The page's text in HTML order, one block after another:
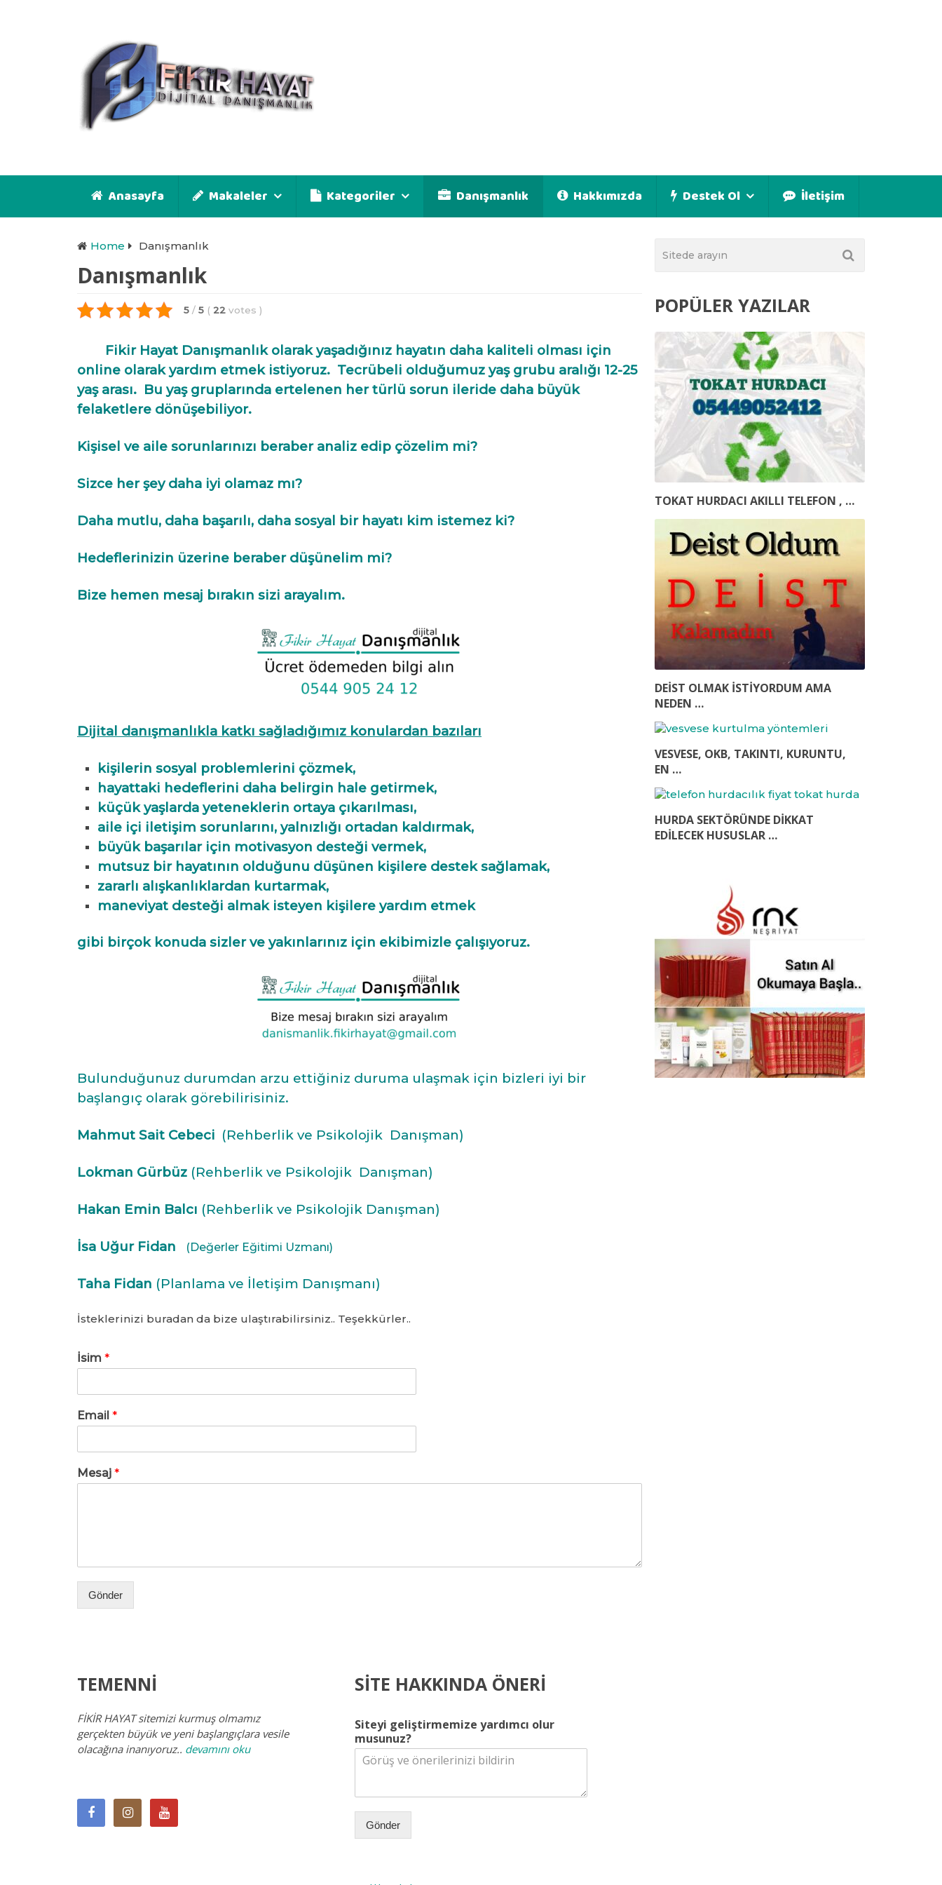
Anasayfa Makaleler Kategoriler Danışmanlık Hakkımızda Destek Ol İletişim
Home Danışmanlık
Danışmanlık
5 / 5 ( 22 votes )
Fikir Hayat Danışmanlık olarak yaşadığınız hayatın daha kaliteli olması için
online olarak yardım etmek istiyoruz. Tecrübeli olduğumuz yaş grubu aralığı 12-25
yaş arası. Bu yaş gruplarında ertelenen her türlü sorun ileride daha büyük
felaketlere dönüşebiliyor.
Kişisel ve aile sorunlarınızı beraber analiz edip çözelim mi?
Sizce her şey daha iyi olamaz mı?
Daha mutlu, daha başarılı, daha sosyal bir hayatı kim istemez ki?
Hedeflerinizin üzerine beraber düşünelim mi?
Bize hemen mesaj bırakın sizi arayalım.
Dijital danışmanlıkla katkı sağladığımız konulardan bazıları
kişilerin sosyal problemlerini çözmek,
hayattaki hedeflerini daha belirgin hale getirmek,
küçük yaşlarda yeteneklerin ortaya çıkarılması,
aile içi iletişim sorunlarını, yalnızlığı ortadan kaldırmak,
büyük başarılar için motivasyon desteği vermek,
mutsuz bir hayatının olduğunu düşünen kişilere destek sağlamak,
zararlı alışkanlıklardan kurtarmak,
maneviyat desteği almak isteyen kişilere yardım etmek
gibi birçok konuda sizler ve yakınlarınız için ekibimizle çalışıyoruz.
Bulunduğunuz durumdan arzu ettiğiniz duruma ulaşmak için bizleri iyi bir
başlangıç olarak görebilirisiniz.
Mahmut Sait Cebeci (Rehberlik ve Psikolojik Danışman)
Lokman Gürbüz (Rehberlik ve Psikolojik Danışman)
Hakan Emin Balcı (Rehberlik ve Psikolojik Danışman)
İsa Uğur Fidan (Değerler Eğitimi Uzmanı)
Taha Fidan (Planlama ve İletişim Danışmanı)
İsteklerinizi buradan da bize ulaştırabilirsiniz.. Teşekkürler..
İsim *
Email *
Mesaj *
Gönder
POPÜLER YAZILAR
TOKAT HURDACI AKILLI TELEFON , …
DEİST OLMAK İSTİYORDUM AMA
NEDEN …
VESVESE, OKB, TAKINTI, KURUNTU,
EN …
HURDA SEKTÖRÜNDE DIKKAT
EDILECEK HUSUSLAR …
TEMENNI
FİKİR HAYATsitemizi kurmuş olmamız
gerçekten büyük ve yeni başlangıçlara vesile
olacağına inanıyoruz.. devamını oku
SITE HAKKINDA ÖNERI
Siteyi geliştirmemize yardımcı olur
musunuz?
Gönder